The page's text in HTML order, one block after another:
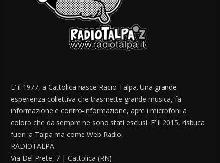
E’ il 1977, a Cattolica nasce Radio Talpa. Una grande
esperienza collettiva che trasmette grande musica, fa
informazione e contro-informazione, apre i microfoni a
coloro che da sempre ne sono stati esclusi. E’ il 2015, risbuca
fuori la Talpa ma come Web Radio.
RADIOTALPA
Via Del Prete, 7 | Cattolica (RN)